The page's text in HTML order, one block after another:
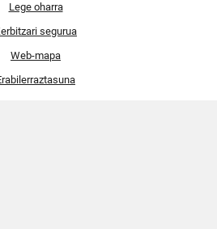
Lege oharra
segurua
Web-mapa